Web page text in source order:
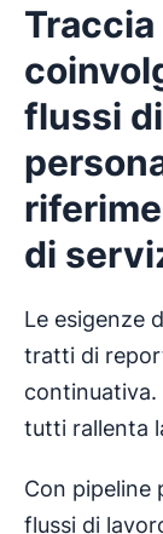
flussi
di
Le esigenze
tratti di
continuativa.
tutti rallenta
Con pipeline
flussi di